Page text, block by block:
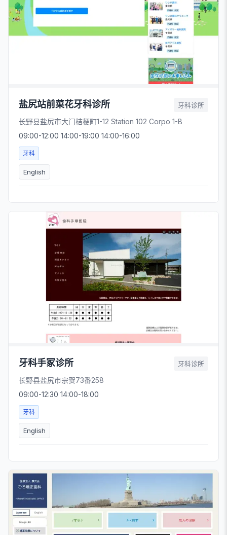
盐尻站前菜花牙科诊所 牙科诊所
长野县盐尻市大门桔梗町1-12 Station 102 Corpo 1-B
09:00-12:00 14:00-19:00 14:00-16:00
牙科
English
牙科手冢诊所 牙科诊所
长野县盐尻市宗贺73番258
09:00-12:30 14:00-18:00
牙科
English